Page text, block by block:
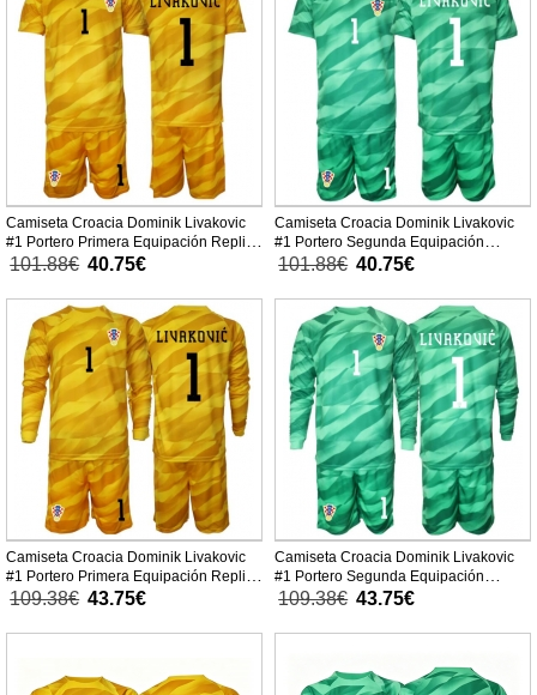
Camiseta Croacia Dominik Livakovic
#1 Portero Primera Equipación Replica
Mundial 2026 para niños mangas
101.88€ 40.75€
Camiseta Croacia Dominik Livakovic
#1 Portero Segunda Equipación
Replica Mundial 2026 para niños
101.88€ 40.75€
Camiseta Croacia Dominik Livakovic
#1 Portero Primera Equipación Replica
Mundial 2026 para niños mangas
109.38€ 43.75€
Camiseta Croacia Dominik Livakovic
#1 Portero Segunda Equipación
Replica Mundial 2026 para niños
109.38€ 43.75€